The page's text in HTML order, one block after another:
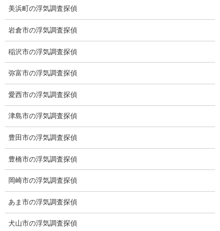
愛知県名古屋市中区栄3-7ｰ4
Toshin.Sakuraビル 10F
愛知県名古屋市中区新栄2丁目41-11
ベストビル6B
愛知県公安委員会 第54250033号
【出張面談いたします】
愛知県内でご面談場所のご要望がございましたら、お申し付けく
ださい。
美浜町の浮気調査探偵
岩倉市の浮気調査探偵
稲沢市の浮気調査探偵
弥富市の浮気調査探偵
愛西市の浮気調査探偵
津島市の浮気調査探偵
豊田市の浮気調査探偵
豊橋市の浮気調査探偵
岡崎市の浮気調査探偵
あま市の浮気調査探偵
犬山市の浮気調査探偵